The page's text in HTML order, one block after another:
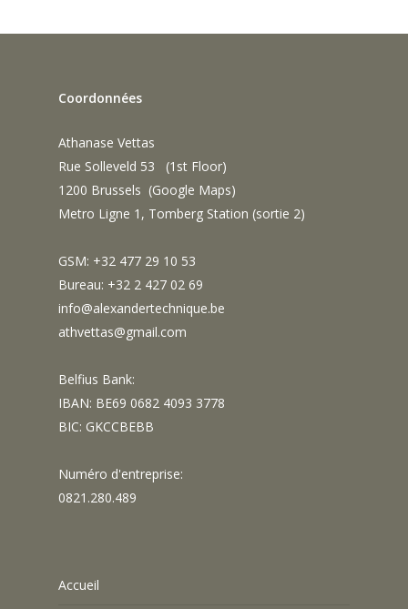
Coordonnées
Athanase Vettas
Rue Solleveld 53 (1st Floor)
1200 Brussels (Google Maps)
Metro Ligne 1, Tomberg Station (sortie 2)
GSM: +32 477 29 10 53
Bureau: +32 2 427 02 69
info@alexandertechnique.be
athvettas@gmail.com
Belfius Bank:
IBAN: BE69 0682 4093 3778
BIC: GKCCBEBB
Numéro d'entreprise:
0821.280.489
Accueil